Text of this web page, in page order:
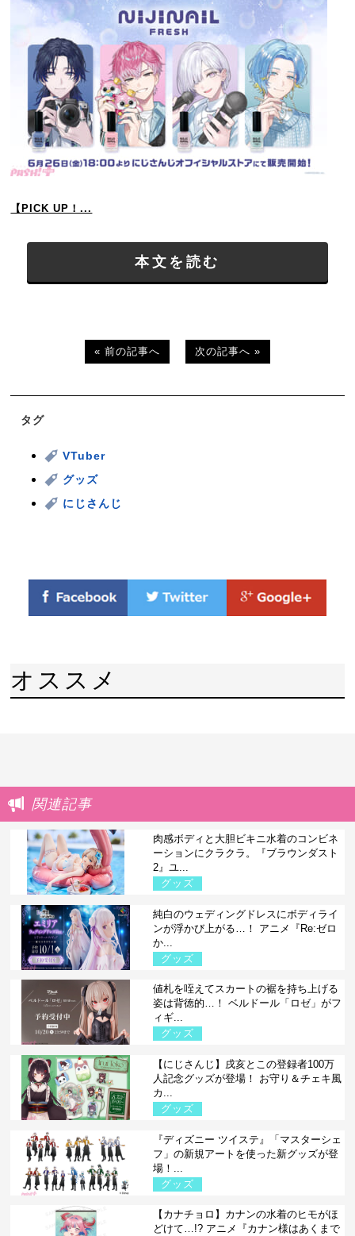
【PICK UP！...
本文を読む
« 前の記事へ 次の記事へ »
タグ
VTuber
グッズ
にじさんじ
オススメ
関連記事
肉感ボディと大胆ビキニ水着のコンビネ
ーションにクラクラ。『ブラウンダスト
2』ユ...
グッズ
純白のウェディングドレスにボディライ
ンが浮かび上がる…！ アニメ『Re:ゼロ
か...
グッズ
値札を咥えてスカートの裾を持ち上げる
姿は背徳的…！ ベルドール「ロゼ」がフ
ィギ...
グッズ
【にじさんじ】戌亥とこの登録者100万
人記念グッズが登場！ お守り＆チェキ風
カ...
グッズ
『ディズニー ツイステ』「マスターシェ
フ」の新規アートを使った新グッズが登
場！...
グッズ
【カナチョロ】カナンの水着のヒモがほ
どけて…!? アニメ『カナン様はあくまで